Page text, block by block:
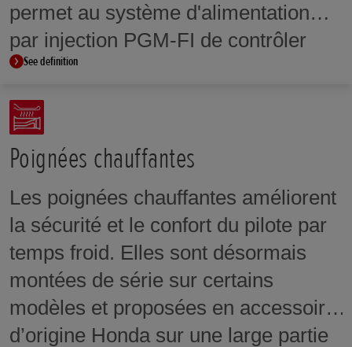
permet au système d'alimentation
par injection PGM-FI de contrôler
précisément l'ouverture des gaz sur
toute la plage de régime afin de
fournir un couple progressif et
toujours sous contrôle. Le TBW
permet aussi de profiter au mieux
des systèmes d'aide à la conduite,
des modes de conduite, du contrôle
de couple, de la gestion anti-cabrage
et des réglages de puissance ou de
frein moteur.
See definition
Poignées chauffantes
Les poignées chauffantes améliorent
la sécurité et le confort du pilote par
temps froid. Elles sont désormais
montées de série sur certains
modèles et proposées en accessoire
d’origine Honda sur une large partie